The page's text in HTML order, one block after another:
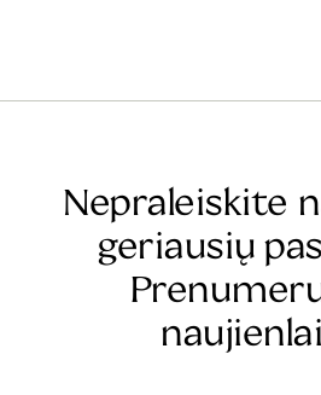
Nepraleiskite
geriausių